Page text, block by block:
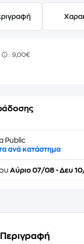
: 9,00€
Public
ανά κατάστημα
Αύριο 07/08 - Δευ